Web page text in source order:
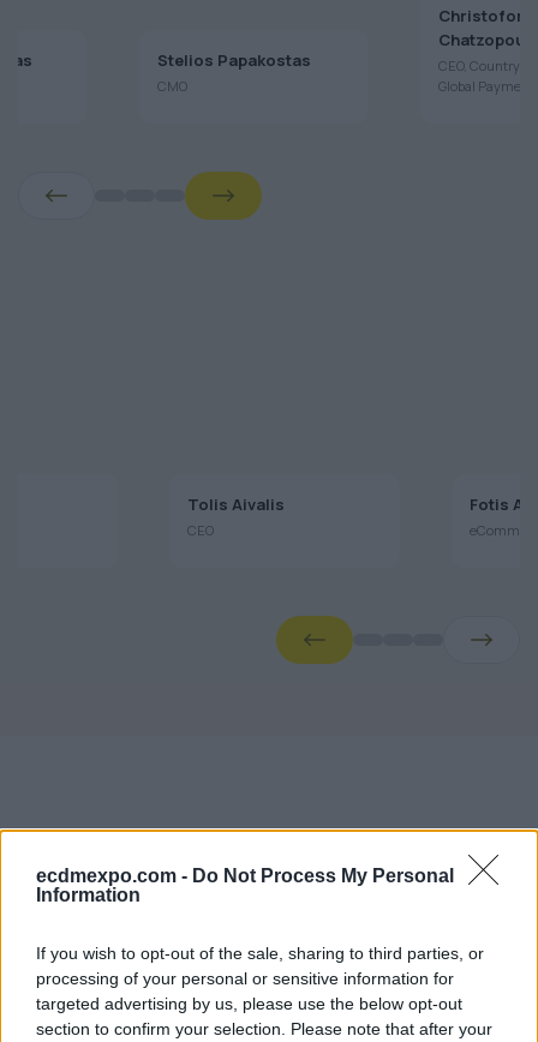
ecdmexpo.com - Do Not Process My Personal
Information
If you wish to opt-out of the sale, sharing to third parties, or
processing of your personal or sensitive information for
targeted advertising by us, please use the below opt-out
section to confirm your selection. Please note that after your
Stelios Papakostas
CEO, Country
Fotis
Tolis Aivalis
Conference Agendas
Faliro Sports Pavilion — Main Stage
Moderators